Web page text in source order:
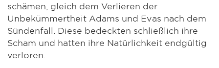
schämen, gleich dem Verlieren der
Unbekümmertheit Adams und Evas nach dem
Sündenfall. Diese bedeckten schließlich ihre
Scham und hatten ihre Natürlichkeit endgültig
verloren.